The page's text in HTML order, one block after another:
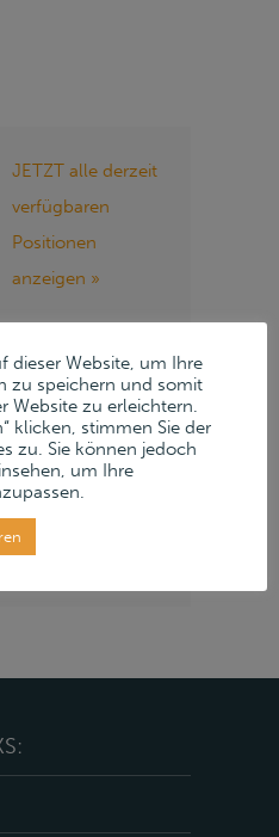
JETZT alle derzeit
verfügbaren
Positionen
anzeigen »
& Partner auf
unseren Social
Media Kanälen:
Instagram
dieser Website, um Ihre
zu speichern und somit
Website zu erleichtern.
klicken, stimmen Sie der
zu. Sie können jedoch
um Ihre